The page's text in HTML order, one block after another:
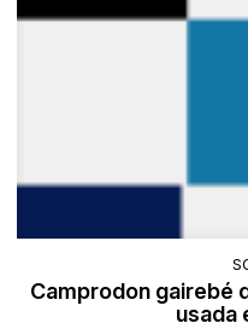
Camprodon gairebé
usada